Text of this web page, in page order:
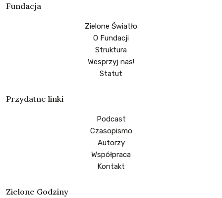
Fundacja
Zielone Światło
O Fundacji
Struktura
Wesprzyj nas!
Statut
Przydatne linki
Podcast
Czasopismo
Autorzy
Współpraca
Kontakt
Zielone Godziny